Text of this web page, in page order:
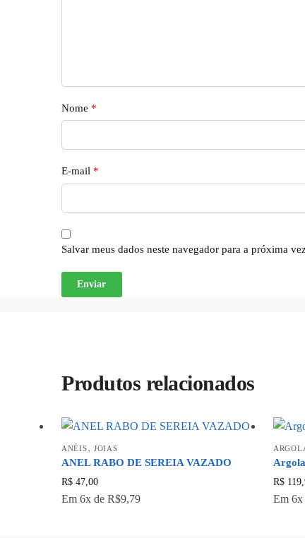
Nome *
E-mail *
Salvar meus dados neste navegador para a próxima
Produtos relacionados
ANÉIS, JOIAS
ANEL RABO DE SEREIA VAZADO
R$ 47,00
Em6x deR$9,79
R$
Em 6x